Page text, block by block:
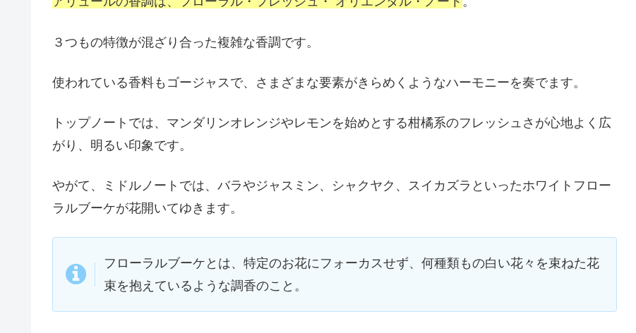
３つもの特徴が混ざり合った複雑な香調です。
使われている香料もゴージャスで、さまざまな要素がきらめくようなハーモニーを奏でます。
トップノートでは、マンダリンオレンジやレモンを始めとする柑橘系のフレッシュさが心地よく広
がり、明るい印象です。
やがて、ミドルノートでは、バラやジャスミン、シャクヤク、スイカズラといったホワイトフロー
ラルブーケが花開いてゆきます。
フローラルブーケとは、特定のお花にフォーカスせず、何種類もの白い花々を束ねた花
束を抱えているような調香のこと。